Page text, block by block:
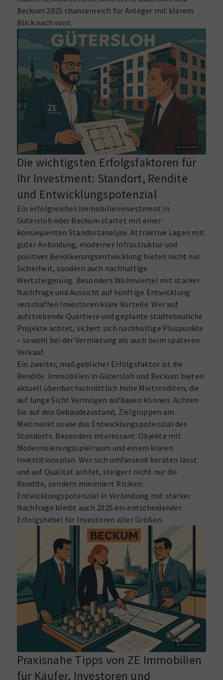
Beckum 2025 chancenreich für Anleger mit klarem
Blick nach vorn.
Die wichtigsten Erfolgsfaktoren für
Ihr Investment: Standort, Rendite
und Entwicklungspotenzial
Ein erfolgreiches Immobilieninvestment in
Gütersloh oder Beckum startet mit einer
konsequenten Standortanalyse. Attraktive Lagen mit
guter Anbindung, moderner Infrastruktur und
positiver Bevölkerungsentwicklung bieten nicht nur
Sicherheit, sondern auch nachhaltige
Wertsteigerung. Besonders Wohnviertel mit starker
Nachfrage und Aussicht auf künftige Entwicklung
verschaffen Investoren klare Vorteile. Wer auf
aufstrebende Quartiere und geplante städtebauliche
Projekte achtet, sichert sich nachhaltige Pluspunkte
– sowohl bei der Vermietung als auch beim späteren
Verkauf.
Ein zweiter, maßgeblicher Erfolgsfaktor ist die
Rendite. Immobilien in Gütersloh und Beckum bieten
aktuell überdurchschnittlich hohe Mietrenditen, die
auf lange Sicht Vermögen aufbauen können. Achten
Sie auf den Gebäudezustand, Zielgruppen am
Mietmarkt sowie das Entwicklungspotenzial des
Standorts. Besonders interessant: Objekte mit
Modernisierungsspielraum und einem klaren
Investitionsplan. Wer sich umfassend beraten lässt
und auf Qualität achtet, steigert nicht nur die
Rendite, sondern minimiert Risiken.
Entwicklungspotenzial in Verbindung mit starker
Nachfrage bleibt auch 2025 ein entscheidender
Erfolgshebel für Investoren aller Größen.
Praxisnahe Tipps von ZE Immobilien
für Käufer, Investoren und